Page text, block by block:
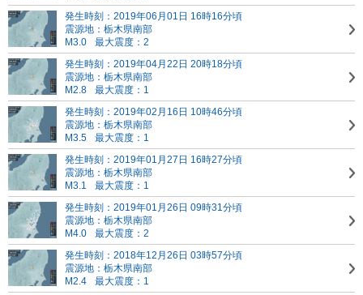
発生時刻：2019年06月01日 16時16分頃
震源地：栃木県南部
M3.0
最大震度：2
発生時刻：2019年04月22日 20時18分頃
震源地：栃木県南部
M2.8
最大震度：1
発生時刻：2019年02月16日 10時46分頃
震源地：栃木県南部
M3.5
最大震度：1
発生時刻：2019年01月27日 16時27分頃
震源地：栃木県南部
M3.1
最大震度：1
発生時刻：2019年01月26日 09時31分頃
震源地：栃木県南部
M4.0
最大震度：2
発生時刻：2018年12月26日 03時57分頃
震源地：栃木県南部
M2.4
最大震度：1